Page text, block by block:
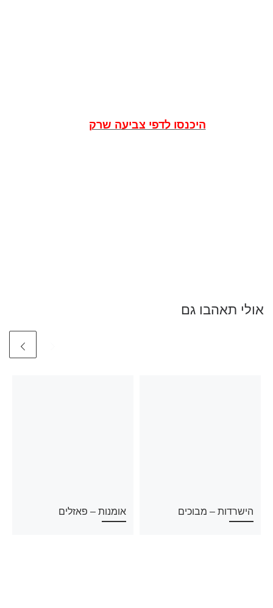
היכנסו לדפי צביעה שרק
אולי תאהבו גם
הישרדות – מבוכים אומנות – פאזלים